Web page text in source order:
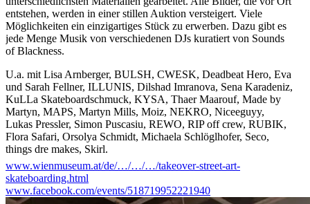
entstehen, werden in einer stillen Auktion versteigert. Viele
Möglichkeiten ein einzigartiges Stück zu erwerben. Dazu gibt es
jede Menge Musik von verschiedenen DJs kuratiert von Sounds
of Blackness.
U.a. mit Lisa Arnberger, BULSH, CWESK, Deadbeat Hero, Eva
und Sarah Fellner, ILLUNIS, Dilshad Imranova, Sena Karadeniz,
KuLLa Skateboardschmuck, KYSA, Thaer Maarouf, Made by
Martyn, MAPS, Martyn Mills, Moiz, NEKRO, Niceeguyy,
Lukas Pressler, Simon Puscasiu, REWO, RIP off crew, RUBIK,
Flora Safari, Orsolya Schmidt, Michaela Schlöglhofer, Seco,
things dre makes, Skirl.
Live DJ Sound Clash
18:00 - 20:00
Ayotheartist vs Raj Matazz
www.wienmuseum.at/de/…/…/…/takeover-street-art-
skateboarding.html
www.facebook.com/events/518719952221940